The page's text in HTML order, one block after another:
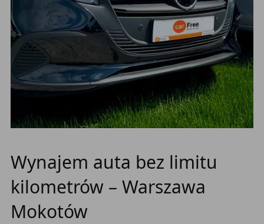
Wynajem auta bez limitu
kilometrów – Warszawa
Mokotów